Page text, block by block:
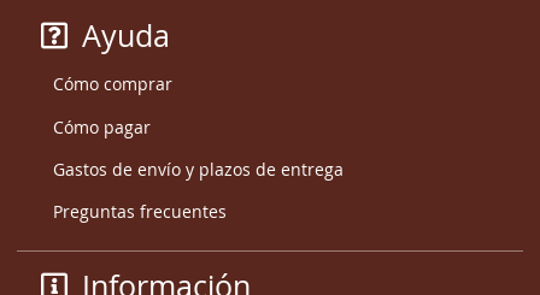
Ayuda
Cómo comprar
Cómo pagar
Gastos de envío y plazos de entrega
Preguntas frecuentes
Información